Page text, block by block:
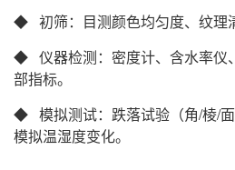
◆ 初筛‌：目测颜色均匀度、纹理
◆ 仪器检测‌：密度计、含水率仪
部指标‌。
◆ 模拟测试‌：跌落试验（角/棱/
模拟温湿度变化‌。